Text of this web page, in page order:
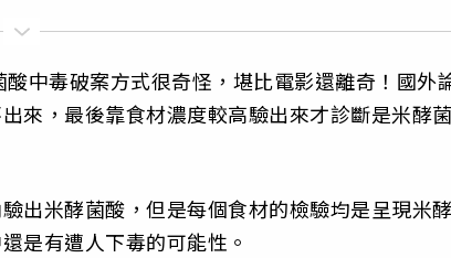
中毒破案方式很奇怪，堪比電影還離奇！國外
來，最後靠食材濃度較高驗出來才診斷是米酵
出米酵菌酸，但是每個食材的檢驗均是呈現米
是有遭人下毒的可能性。